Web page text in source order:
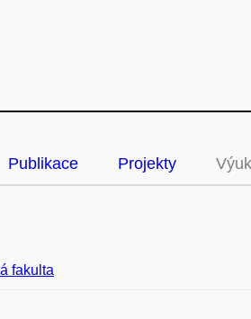
Publikace Projekty
fakulta